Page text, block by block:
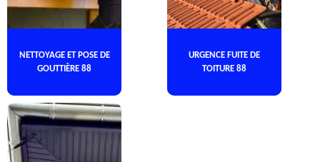
NETTOYAGE ET POSE DE
GOUTTIÈRE 88
URGENCE FUITE DE
TOITURE 88